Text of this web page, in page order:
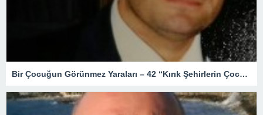
Bir Çocuğun Görünmez Yaraları – 42 “Kırık Şehirlerin Çocukları”